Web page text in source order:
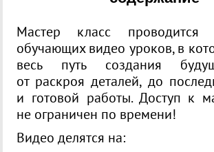
Мастер класс
обучающих видео уроков, в
весь путь создания
от раскроя деталей, до
и готовой работы. Доступ к
не ограничен по времени!
Видео делятся на: